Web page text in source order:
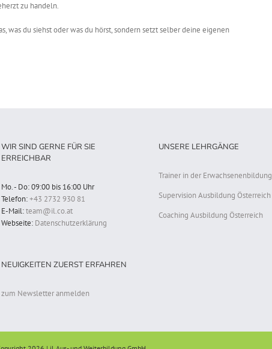
zu handeln.
was du siehst oder was du hörst, sondern setzt selber deine eigenen
WIR SIND GERNE FÜR SIE
ERREICHBAR
Mo. - Do: 09:00 bis 16:00 Uhr
Telefon:+43 2732 930 81
E-Mail:team@il.co.at
Webseite: Datenschutzerklärung
NEUIGKEITEN ZUERST ERFAHREN
zum Newsletter anmelden
UNSERE LEHRGÄNGE
Trainer in der Erwachsenenbildung
Supervision Ausbildung Österreich
Coaching Ausbildung Österreich